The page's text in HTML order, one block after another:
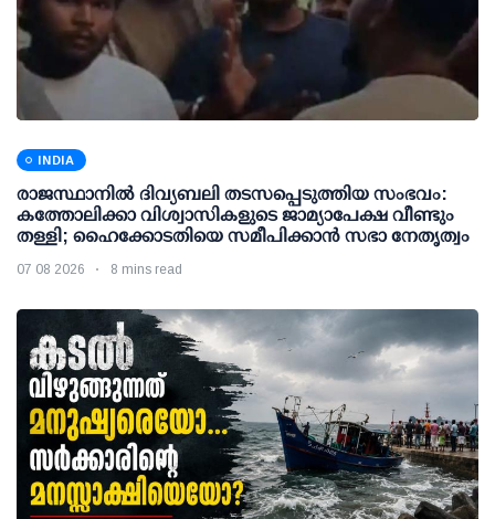
INDIA
രാജസ്ഥാനിൽ ദിവ്യബലി തടസപ്പെടുത്തിയ സംഭവം:
കത്തോലിക്കാ വിശ്വാസികളുടെ ജാമ്യാപേക്ഷ വീണ്ടും
തള്ളി; ഹൈക്കോടതിയെ സമീപിക്കാൻ സഭാ നേതൃത്വം
07 08 2026 8 mins read